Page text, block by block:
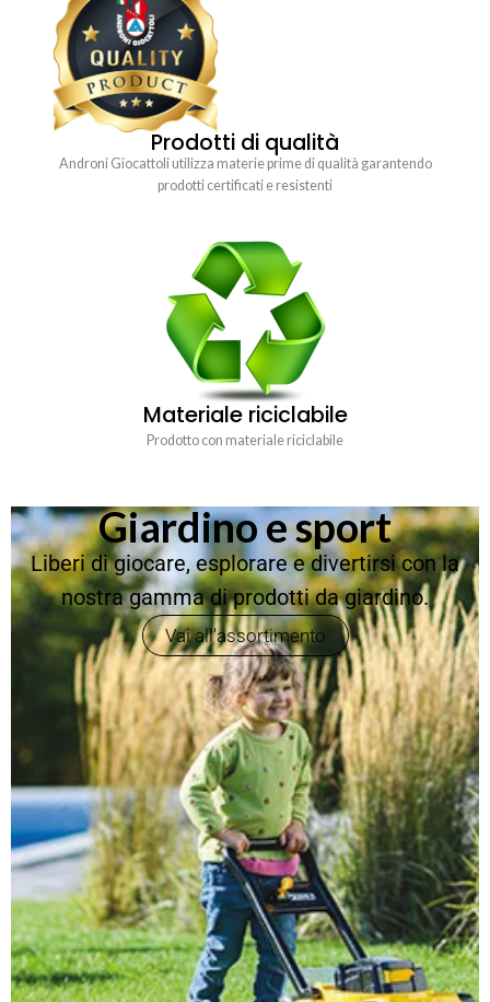
Prodotti di qualità
Androni Giocattoli utilizza materie prime di qualità garantendo
prodotti certificati e resistenti
Materiale riciclabile
Prodotto con materiale riciclabile
Giardino e sport
Liberi di giocare, esplorare e divertirsi con la
nostra gamma di prodotti da giardino.
Vai all'assortimento